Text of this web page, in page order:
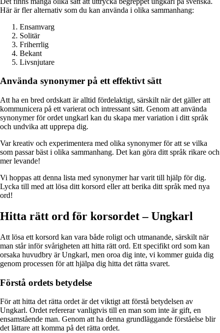
Här är fler alternativ som du kan använda i olika sammanhang:
Ensamvarg
Solitär
Friherrlig
Bekant
Livsnjutare
Använda synonymer på ett effektivt sätt
Att ha en bred ordskatt är alltid fördelaktigt, särskilt när det gäller att
kommunicera på ett varierat och intressant sätt. Genom att använda
synonymer för ordet ungkarl kan du skapa mer variation i ditt språk
och undvika att upprepa dig.
Var kreativ och experimentera med olika synonymer för att se vilka
som passar bäst i olika sammanhang. Det kan göra ditt språk rikare och
mer levande!
Vi hoppas att denna lista med synonymer har varit till hjälp för dig.
Lycka till med att lösa ditt korsord eller att berika ditt språk med nya
ord!
Hitta rätt ord för korsordet – Ungkarl
Att lösa ett korsord kan vara både roligt och utmanande, särskilt när
man står inför svårigheten att hitta rätt ord. Ett specifikt ord som kan
orsaka huvudbry är Ungkarl, men oroa dig inte, vi kommer guida dig
genom processen för att hjälpa dig hitta det rätta svaret.
Förstå ordets betydelse
För att hitta det rätta ordet är det viktigt att förstå betydelsen av
Ungkarl. Ordet refererar vanligtvis till en man som inte är gift, en
ensamstående man. Genom att ha denna grundläggande förståelse blir
det lättare att komma på det rätta ordet.